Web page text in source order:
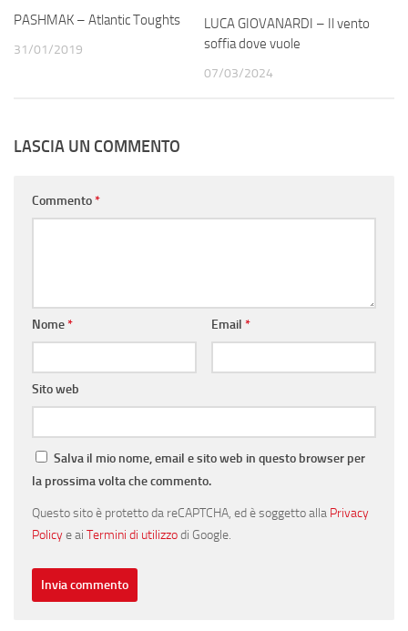
PASHMAK – Atlantic Toughts
31/01/2019
LUCA GIOVANARDI – Il vento
soffia dove vuole
07/03/2024
LASCIA UN COMMENTO
Commento*
Nome* Email *
Sito web
Salva il mio nome, email e sito web in questo browser per
la prossima volta che commento.
Questo sito è protetto da reCAPTCHA, ed è soggetto alla Privacy
Policye ai Termini di utilizzodi Google.